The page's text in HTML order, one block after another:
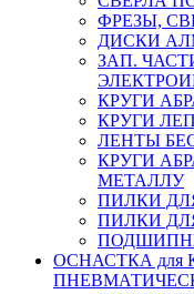
ФРЕЗЫ,
ДИСКИ
ЗАП.
КРУГИ
КРУГИ
ЛЕНТЫ
КРУГИ
МЕТАЛЛУ
ПИЛКИ
ПИЛКИ
ОСНАСТКА для